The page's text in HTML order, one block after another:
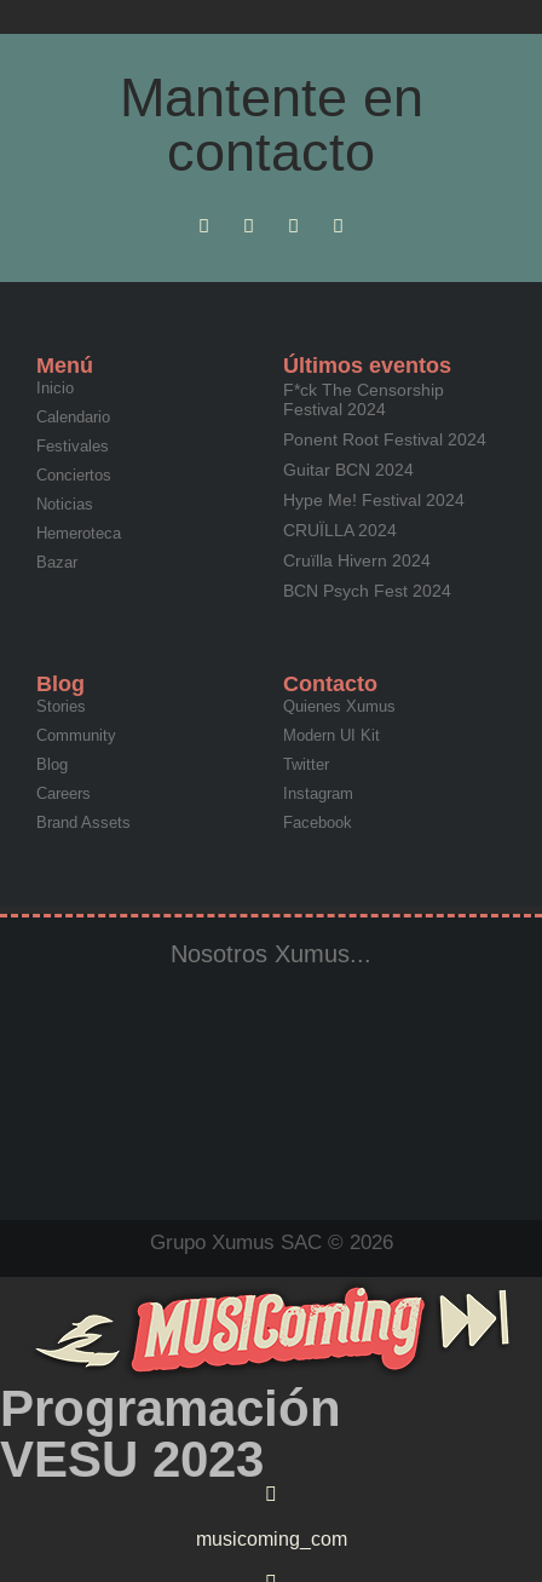
Mantente en
contacto
Menú
Inicio
Calendario
Festivales
Conciertos
Noticias
Hemeroteca
Bazar
Últimos eventos
F*ck The Censorship
Festival 2024
Ponent Root Festival 2024
Guitar BCN 2024
Hype Me! Festival 2024
CRUÏLLA 2024
Cruïlla Hivern 2024
BCN Psych Fest 2024
Blog
Stories
Community
Blog
Careers
Brand Assets
Contacto
Quienes Xumus
Modern UI Kit
Twitter
Instagram
Facebook
Nosotros Xumus...
Grupo Xumus SAC © 2026
Programación
VESU 2023
musicoming_com